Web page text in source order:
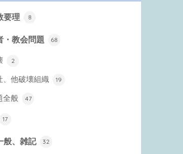
要理 8
・教会問題 68
2
、他破壊組織 19
全般 47
17
般、雑記 32